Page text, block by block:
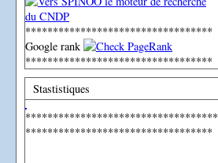
**********************************
Google rank
**********************************
Stastistiques
***********************************
**********************************